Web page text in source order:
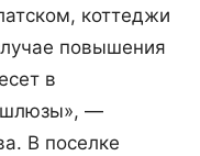
коттеджи
повышения
в
шлюзы», —
В поселке